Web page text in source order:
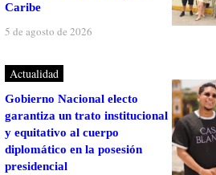
Caribe
5 de agosto de 2026
Actualidad
Gobierno Nacional electo
garantiza un trato institucional
y equitativo al cuerpo
diplomático en la posesión
presidencial